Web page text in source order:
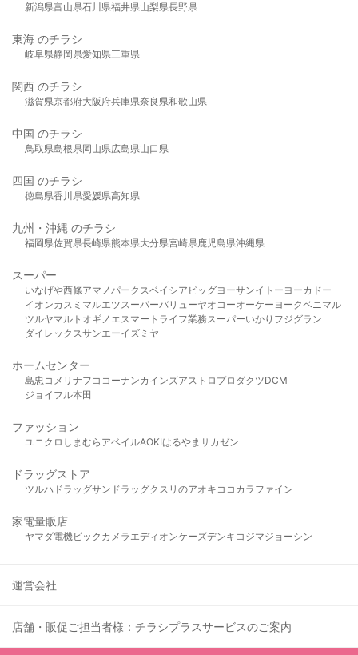
新潟県富山県石川県福井県山梨県長野県
東海 のチラシ
岐阜県静岡県愛知県三重県
関西 のチラシ
滋賀県京都府大阪府兵庫県奈良県和歌山県
中国 のチラシ
鳥取県島根県岡山県広島県山口県
四国 のチラシ
徳島県香川県愛媛県高知県
九州・沖縄 のチラシ
福岡県佐賀県長崎県熊本県大分県宮崎県鹿児島県沖縄県
スーパー
いなげや西條アマノパークスベイシア ビッグヨーサンイトーヨーカドー
イオンカスミ マルエツスーパーバリューヤオコーオーケー ヨークベニマル
ツルヤマルト オギノ エスマート ライフ業務スーパーいかり フジグラン
ダイレックスサンエーイズミヤ
ホームセンター
島忠 コメリ ナフコ コーナンカインズアストロプロダクツDCM
ジョイフル本田
ファッション
ユニクロ しまむら アベイルAOKIはるやま サカゼン
ドラッグストア
ツルハドラッグサンドラッグクスリのアオキ ココカラファイン
家電量販店
ヤマダ電機ビックカメラ エディオンケーズデンキ コジマジョーシン
運営会社
店舗・販促ご担当者様：チラシプラスサービスのご案内